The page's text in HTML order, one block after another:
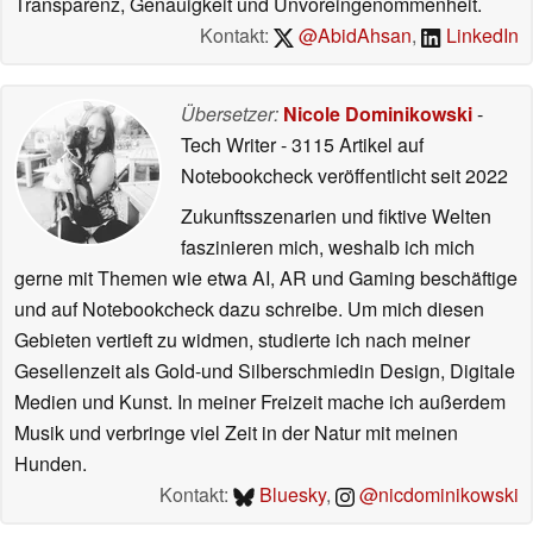
Kontakt:
@AbidAhsan, LinkedIn
Übersetzer: Nicole Dominikowski-
Tech Writer- 3115 Artikel auf
Notebookcheck veröffentlichtseit 2022
Zukunftsszenarien und fiktive Welten
faszinieren mich, weshalb ich mich
gerne mit Themen wie etwa AI, AR und Gaming beschäftige
und auf Notebookcheck dazu schreibe. Um mich diesen
Gebieten vertieft zu widmen, studierte ich nach meiner
Gesellenzeit als Gold-und Silberschmiedin Design, Digitale
Medien und Kunst. In meiner Freizeit mache ich außerdem
Musik und verbringe viel Zeit in der Natur mit meinen
Hunden.
Kontakt:
Bluesky, @nicdominikowski